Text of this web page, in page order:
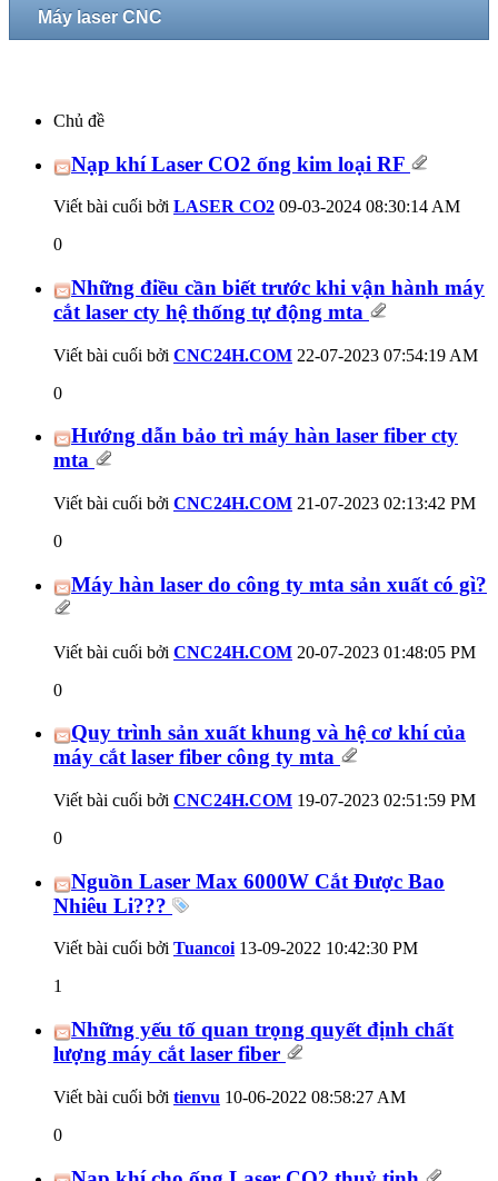
Máy laser CNC
Chủ đề
Nạp khí Laser CO2 ống kim loại RF
Viết bài cuối bởi LASER CO2 09-03-2024 08:30:14 AM
0
Những điều cần biết trước khi vận hành máy
cắt laser cty hệ thống tự động mta
Viết bài cuối bởi CNC24H.COM 22-07-2023 07:54:19 AM
0
Hướng dẫn bảo trì máy hàn laser fiber cty
mta
Viết bài cuối bởi CNC24H.COM 21-07-2023 02:13:42 PM
0
Máy hàn laser do công ty mta sản xuất có gì?
Viết bài cuối bởi CNC24H.COM 20-07-2023 01:48:05 PM
0
Quy trình sản xuất khung và hệ cơ khí của
máy cắt laser fiber công ty mta
Viết bài cuối bởi CNC24H.COM 19-07-2023 02:51:59 PM
0
Nguồn Laser Max 6000W Cắt Được Bao
Nhiêu Li???
Viết bài cuối bởi Tuancoi13-09-2022 10:42:30 PM
1
Những yếu tố quan trọng quyết định chất
lượng máy cắt laser fiber
Viết bài cuối bởi tienvu 10-06-2022 08:58:27 AM
0